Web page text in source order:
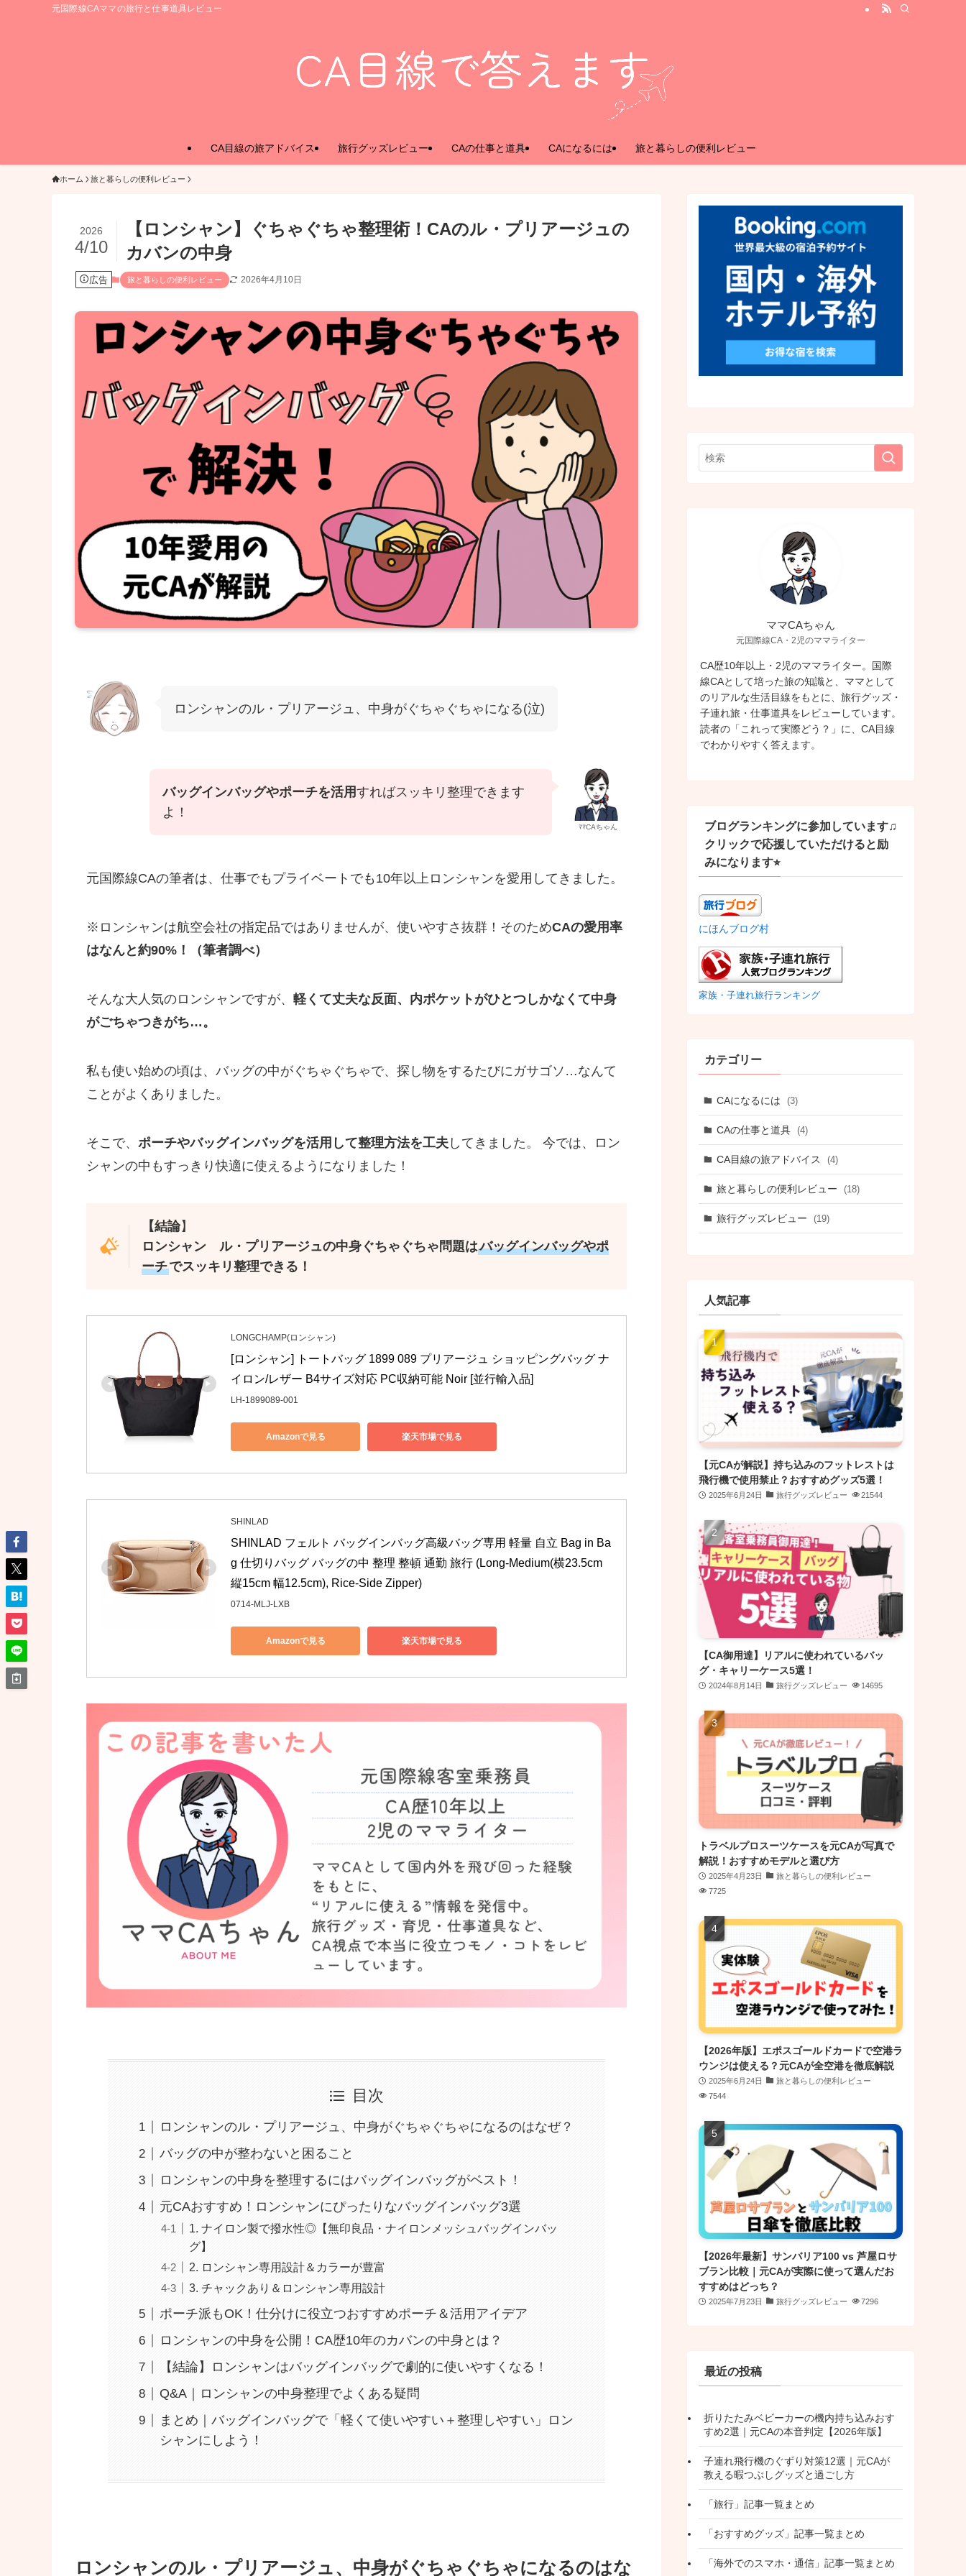
元国際線CAママの旅行と仕事道具レビュー
CA目線の旅アドバイス 旅行グッズレビュー CAの仕事と道具 CAになるには 旅と暮らしの便利レビュー
ホーム 旅と暮らしの便利レビュー
【ロンシャン】ぐちゃぐちゃ整理術！CAのル・プリアージュの
カバンの中身
2026
4/10
広告 旅と暮らしの便利レビュー 2026年4月10日
ロンシャンのル・プリアージュ、中身がぐちゃぐちゃになる(泣)
ﾏﾏCAちゃん
バッグインバッグやポーチを活用すればスッキリ整理できます
よ！
元国際線CAの筆者は、仕事でもプライベートでも10年以上ロンシャンを愛用してきました。
※ロンシャンは航空会社の指定品ではありませんが、使いやすさ抜群！そのためCAの愛用率
はなんと約90%！（筆者調べ）
そんな大人気のロンシャンですが、 軽くて丈夫な反面、内ポケットがひとつしかなくて中身
がごちゃつきがち…。
私も使い始めの頃は、バッグの中がぐちゃぐちゃで、探し物をするたびにガサゴソ…なんて
ことがよくありました。
そこで、 ポーチやバッグインバッグを活用して整理方法を工夫 してきました。 今では、ロン
シャンの中もすっきり快適に使えるようになりました！
【結論】
ロンシャン ル・プリアージュの中身ぐちゃぐちゃ問題はバッグインバッグやポ
ーチでスッキリ整理できる！
LONGCHAMP(ロンシャン)
[ロンシャン] トートバッグ 1899 089 プリアージュ ショッピングバッグ ナ
イロン/レザー B4サイズ対応 PC収納可能 Noir [並行輸入品]
LH-1899089-001
Amazonで見る 楽天市場で見る
SHINLAD
SHINLAD フェルト バッグインバッグ高級バッグ専用 軽量 自立 Bag in Ba
g 仕切りバッグ バッグの中 整理 整頓 通勤 旅行 (Long-Medium(横23.5cm
縦15cm 幅12.5cm), Rice-Side Zipper)
0714-MLJ-LXB
Amazonで見る 楽天市場で見る
目次
ロンシャンのル・プリアージュ、中身がぐちゃぐちゃになるのはなぜ？
バッグの中が整わないと困ること
ロンシャンの中身を整理するにはバッグインバッグがベスト！
元CAおすすめ！ロンシャンにぴったりなバッグインバッグ3選
1. ナイロン製で撥水性◎【無印良品・ナイロンメッシュバッグインバッ
グ】
2. ロンシャン専用設計＆カラーが豊富
3. チャックあり＆ロンシャン専用設計
ポーチ派もOK！仕分けに役立つおすすめポーチ＆活用アイデア
ロンシャンの中身を公開！CA歴10年のカバンの中身とは？
【結論】ロンシャンはバッグインバッグで劇的に使いやすくなる！
Q&A｜ロンシャンの中身整理でよくある疑問
まとめ｜バッグインバッグで「軽くて使いやすい＋整理しやすい」ロン
シャンにしよう！
ロンシャンのル・プリアージュ、中身がぐちゃぐちゃになるのはな
ママCAちゃん
元国際線CA・2児のママライター
CA歴10年以上・2児のママライター。国際
線CAとして培った旅の知識と、ママとして
のリアルな生活目線をもとに、旅行グッズ・
子連れ旅・仕事道具をレビューしています。
読者の「これって実際どう？」に、CA目線
でわかりやすく答えます。
ブログランキングに参加しています♫
クリックで応援していただけると励
みになります⭐︎
にほんブログ村
家族・子連れ旅行ランキング
カテゴリー
CAになるには (3)
CAの仕事と道具 (4)
CA目線の旅アドバイス (4)
旅と暮らしの便利レビュー (18)
旅行グッズレビュー (19)
人気記事
【元CAが解説】持ち込みのフットレストは
飛行機で使用禁止？おすすめグッズ5選！
2025年6月24日 旅行グッズレビュー 21544
【CA御用達】リアルに使われているバッ
グ・キャリーケース5選！
2024年8月14日 旅行グッズレビュー 14695
トラベルプロスーツケースを元CAが写真で
解説！おすすめモデルと選び方
2025年4月23日
旅と暮らしの便利レビュー
7725
【2026年版】エポスゴールドカードで空港ラ
ウンジは使える？元CAが全空港を徹底解説
2025年6月24日
旅と暮らしの便利レビュー
7544
【2026年最新】サンバリア100 vs 芦屋ロサ
ブラン比較｜元CAが実際に使って選んだお
すすめはどっち？
2025年7月23日 旅行グッズレビュー 7296
最近の投稿
折りたたみベビーカーの機内持ち込みおす
すめ2選｜元CAの本音判定【2026年版】
子連れ飛行機のぐずり対策12選｜元CAが
教える暇つぶしグッズと過ごし方
「旅行」記事一覧まとめ
「おすすめグッズ」記事一覧まとめ
「海外でのスマホ・通信」記事一覧まとめ